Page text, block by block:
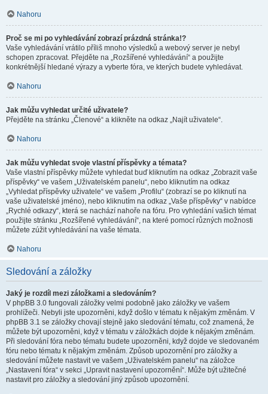
Nahoru
Proč se mi po vyhledávání zobrazí prázdná stránka!?
Vaše vyhledávání vrátilo příliš mnoho výsledků a webový server je nebyl
schopen zpracovat. Přejděte na „Rozšířené vyhledávání“ a použijte
konkrétnější hledané výrazy a vyberte fóra, ve kterých budete vyhledávat.
Nahoru
Jak můžu vyhledat určité uživatele?
Přejděte na stránku „Členové“ a klikněte na odkaz „Najít uživatele“.
Nahoru
Jak můžu vyhledat svoje vlastní příspěvky a témata?
Vaše vlastní příspěvky můžete vyhledat buď kliknutím na odkaz „Zobrazit vaše
příspěvky“ ve vašem „Uživatelském panelu“, nebo kliknutím na odkaz
„Vyhledat příspěvky uživatele“ ve vašem „Profilu“ (zobrazí se po kliknutí na
vaše uživatelské jméno), nebo kliknutím na odkaz „Vaše příspěvky“ v nabídce
„Rychlé odkazy“, která se nachází nahoře na fóru. Pro vyhledání vašich témat
použijte stránku „Rozšířené vyhledávání“, na které pomocí různých možnosti
můžete zúžit vyhledávání na vaše témata.
Nahoru
Sledování a záložky
Jaký je rozdíl mezi záložkami a sledováním?
V phpBB 3.0 fungovali záložky velmi podobně jako záložky ve vašem
prohlížeči. Nebyli jste upozorněni, když došlo v tématu k nějakým změnám. V
phpBB 3.1 se záložky chovají stejně jako sledování tématu, což znamená, že
můžete být upozorněni, když v tématu v záložkách dojde k nějakým změnám.
Při sledování fóra nebo tématu budete upozorněni, když dojde ve sledovaném
fóru nebo tématu k nějakým změnám. Způsob upozornění pro záložky a
sledování můžete nastavit ve vašem „Uživatelském panelu“ na záložce
„Nastavení fóra“ v sekci „Upravit nastavení upozornění“. Může být užitečné
nastavit pro záložky a sledování jiný způsob upozornění.